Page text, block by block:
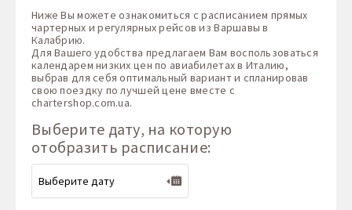
Ниже Вы можете ознакомиться с расписанием прямых
чартерных и регулярных рейсов из Варшавы в
Калабрию.
Для Вашего удобства предлагаем Вам воспользоваться
календарем низких цен по авиабилетах в Италию,
выбрав для себя оптимальный вариант и спланировав
свою поездку по лучшей цене вместе с
chartershop.com.ua.
Выберите дату, на которую
отобразить расписание: